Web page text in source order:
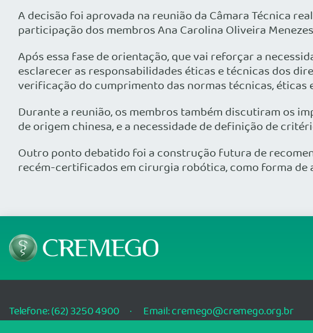
A decisão foi aprovada na reunião da Câmara Técnica
participação dos membros Ana Carolina Oliveira
Após essa fase de orientação, que vai reforçar a
esclarecer as responsabilidades éticas e técnicas dos
verificação do cumprimento das normas técnicas,
Durante a reunião, os membros também discutiram os
de origem chinesa, e a necessidade de definição de
Outro ponto debatido foi a construção futura de
recém-certificados em cirurgia robótica, como forma de
Telefone: (62) 3250 4900 Email: cremego@cremego.org.br